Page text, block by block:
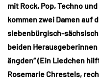
mit Rock, Pop, Techno
kommen zwei Damen auf
siebenbürgisch-
beiden
ängden“ (Ein Liedchen
Rosemarie Chrestels,